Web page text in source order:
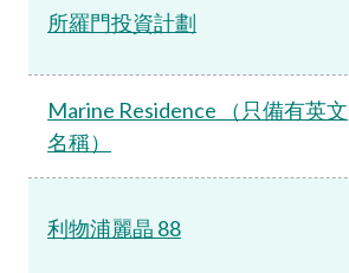
所羅門投資計劃
Marine Residence （只備有英文
名稱）
利物浦麗晶 88